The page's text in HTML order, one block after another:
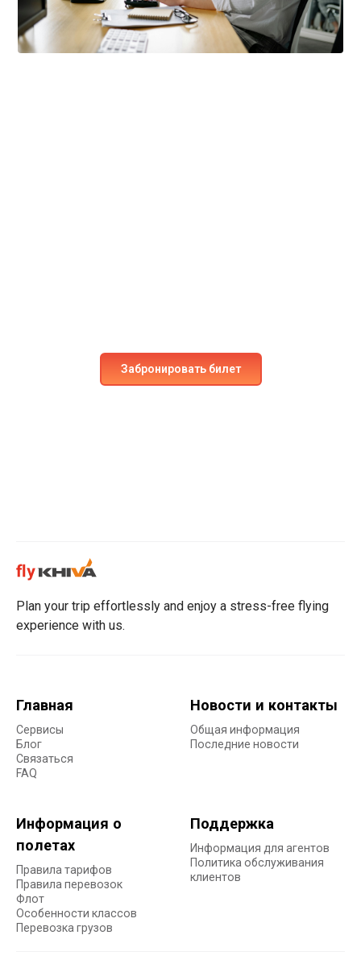
Забронировать билет
Plan your trip effortlessly and enjoy a stress-free flying
experience with us.
Главная
Сервисы
Блог
Связаться
FAQ
Новости и контакты
Общая информация
Последние новости
Информация о
полетах
Правила тарифов
Правила перевозок
Флот
Особенности классов
Перевозка грузов
Поддержка
Информация для агентов
Политика обслуживания
клиентов